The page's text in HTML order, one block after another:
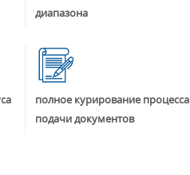
диапазона
полное курирование процесса
подачи документов